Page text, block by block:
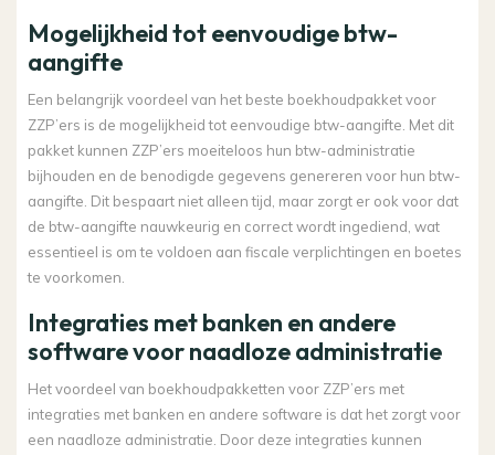
Mogelijkheid tot eenvoudige btw-
aangifte
Een belangrijk voordeel van het beste boekhoudpakket voor
ZZP’ers is de mogelijkheid tot eenvoudige btw-aangifte. Met dit
pakket kunnen ZZP’ers moeiteloos hun btw-administratie
bijhouden en de benodigde gegevens genereren voor hun btw-
aangifte. Dit bespaart niet alleen tijd, maar zorgt er ook voor dat
de btw-aangifte nauwkeurig en correct wordt ingediend, wat
essentieel is om te voldoen aan fiscale verplichtingen en boetes
te voorkomen.
Integraties met banken en andere
software voor naadloze administratie
Het voordeel van boekhoudpakketten voor ZZP’ers met
integraties met banken en andere software is dat het zorgt voor
een naadloze administratie. Door deze integraties kunnen